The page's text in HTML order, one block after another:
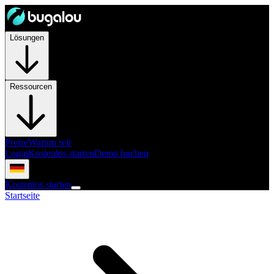
Lösungen
Ressourcen
PreiseWarum wir
LoginKostenlos startenDemo buchen
Kostenlos starten
Startseite